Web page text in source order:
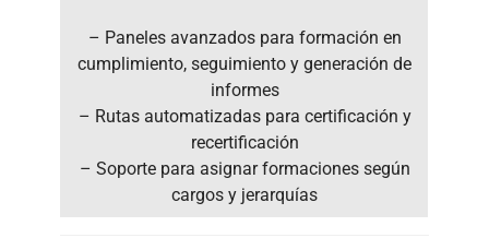
– Paneles avanzados para formación en
cumplimiento, seguimiento y generación de
informes
– Rutas automatizadas para certificación y
recertificación
– Soporte para asignar formaciones según
cargos y jerarquías